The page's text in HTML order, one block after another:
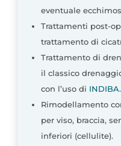
eventuale
Trattamenti post-
trattamento di
Trattamento di
il classico
con l’uso di INDIBA.
Rimodellamento
per viso, braccia,
inferiori (cellulite).